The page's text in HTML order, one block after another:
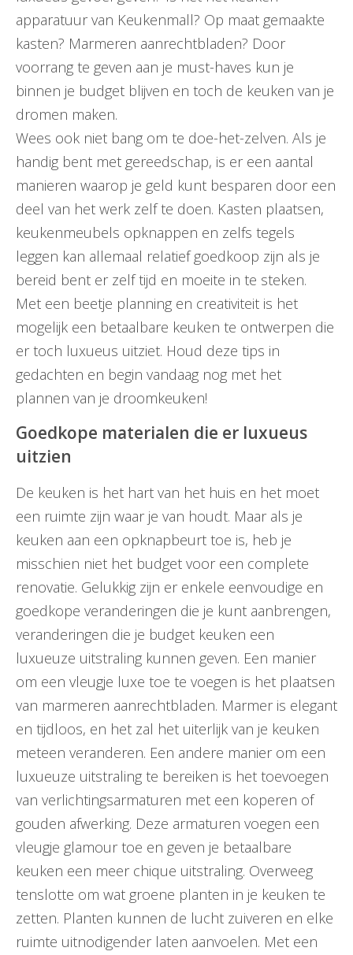
apparatuur van Keukenmall? Op maat gemaakte
kasten? Marmeren aanrechtbladen? Door
voorrang te geven aan je must-haves kun je
binnen je budget blijven en toch de keuken van je
dromen maken.
Wees ook niet bang om te doe-het-zelven. Als je
handig bent met gereedschap, is er een aantal
manieren waarop je geld kunt besparen door een
deel van het werk zelf te doen. Kasten plaatsen,
keukenmeubels opknappen en zelfs tegels
leggen kan allemaal relatief goedkoop zijn als je
bereid bent er zelf tijd en moeite in te steken.
Met een beetje planning en creativiteit is het
mogelijk een betaalbare keuken te ontwerpen die
er toch luxueus uitziet. Houd deze tips in
gedachten en begin vandaag nog met het
plannen van je droomkeuken!
Goedkope materialen die er luxueus
uitzien
De keuken is het hart van het huis en het moet
een ruimte zijn waar je van houdt. Maar als je
keuken aan een opknapbeurt toe is, heb je
misschien niet het budget voor een complete
renovatie. Gelukkig zijn er enkele eenvoudige en
goedkope veranderingen die je kunt aanbrengen,
veranderingen die je budget keuken een
luxueuze uitstraling kunnen geven. Een manier
om een vleugje luxe toe te voegen is het plaatsen
van marmeren aanrechtbladen. Marmer is elegant
en tijdloos, en het zal het uiterlijk van je keuken
meteen veranderen. Een andere manier om een
luxueuze uitstraling te bereiken is het toevoegen
van verlichtingsarmaturen met een koperen of
gouden afwerking. Deze armaturen voegen een
vleugje glamour toe en geven je betaalbare
keuken een meer chique uitstraling. Overweeg
tenslotte om wat groene planten in je keuken te
zetten. Planten kunnen de lucht zuiveren en elke
ruimte uitnodigender laten aanvoelen. Met een